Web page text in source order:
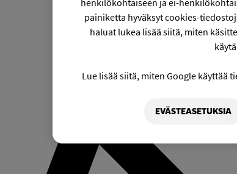
henkilökohtaiseen ja ei-
painiketta hyväksyt cookies-
haluat lukea lisää siitä, miten
Lue lisää siitä, miten Google käyttää
EVÄSTEASETUKSIA